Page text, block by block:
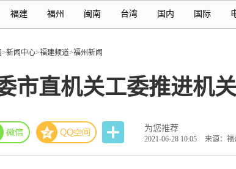
福建 福州 闽南 台湾 国内 国际
>新闻中心>福建频道>福州新闻
市直机关工委推进机
为您推荐
2021-06-28 10:05 来源：福